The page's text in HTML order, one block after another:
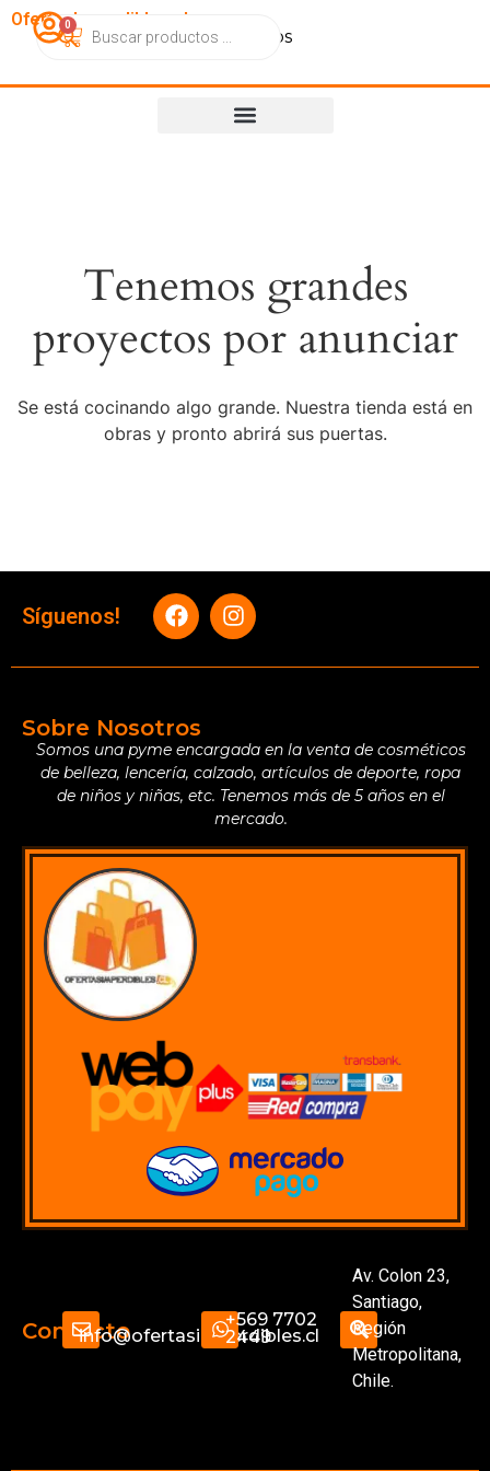
OfertasImperdibles.cl
CatálogoContactoNosotros
0
Tenemos grandes
proyectos por anunciar
Se está cocinando algo grande. Nuestra tienda está en
obras y pronto abrirá sus puertas.
Síguenos!
Sobre Nosotros
Somos una pyme encargada en la venta de cosméticos
de belleza, lencería, calzado, artículos de deporte, ropa
de niños y niñas, etc. Tenemos más de 5 años en el
mercado.
Contactoinfo@ofertasimperdibles.cl
+569 7702
2449
Av. Colon 23,
Santiago,
Región
Metropolitana,
Chile.